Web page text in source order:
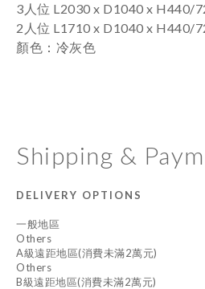
3人位 L2030 x D1040 x H440/
2人位 L1710 x D1040 x H440/
顏色 ：冷灰色
Shipping &
DELIVERY OPTIONS
一般地區
Others
A級遠距地區(消費未滿2萬元)
Others
B級遠距地區(消費未滿2萬元)